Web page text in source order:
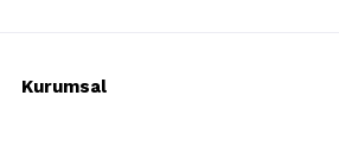
Kurumsal